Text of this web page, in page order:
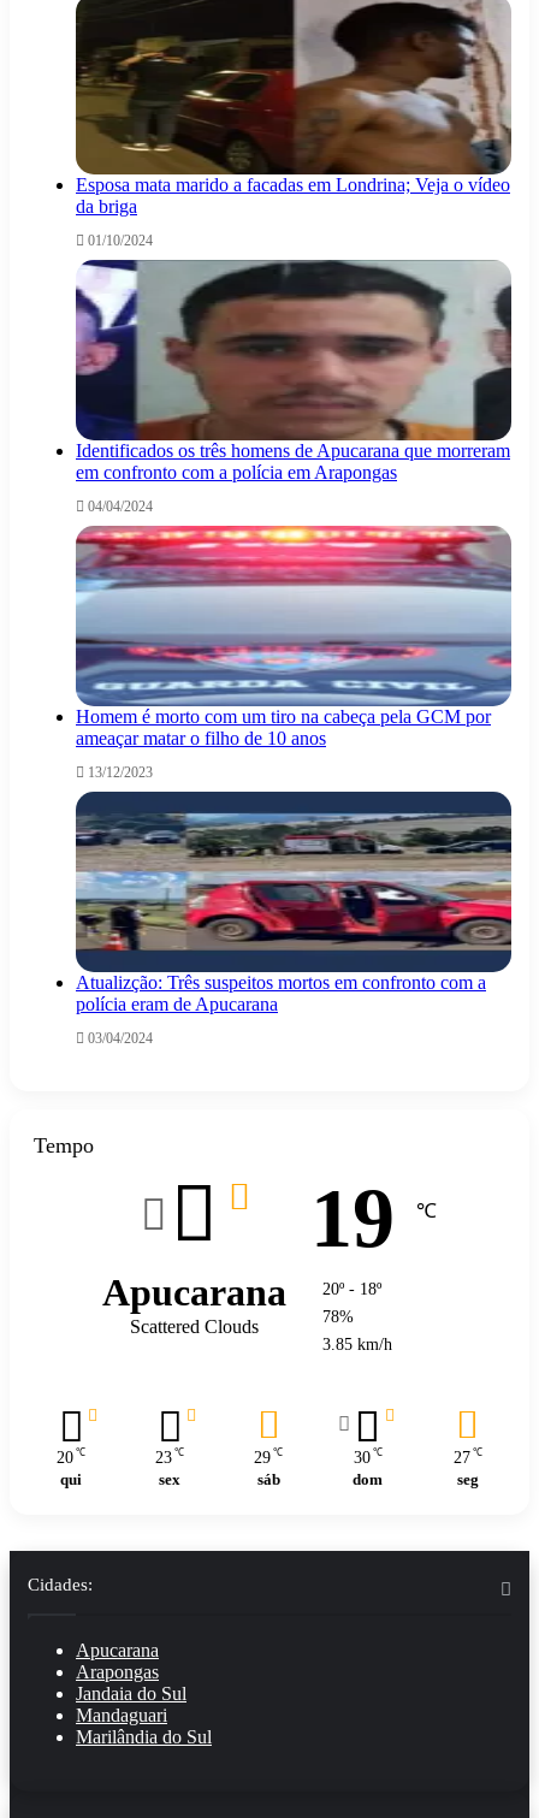
Esposa mata marido a facadas em Londrina; Veja o vídeo
da briga
01/10/2024
Identificados os três homens de Apucarana que morreram
em confronto com a polícia em Arapongas
04/04/2024
Homem é morto com um tiro na cabeça pela GCM por
ameaçar matar o filho de 10 anos
13/12/2023
Atualizção: Três suspeitos mortos em confronto com a
polícia eram de Apucarana
03/04/2024
Tempo
Apucarana
Scattered Clouds
19 ℃
20º - 18º
78%
3.85 km/h
20 ℃
qui
23 ℃
sex
29 ℃
sáb
30 ℃
dom
27 ℃
seg
Cidades:
Apucarana
Arapongas
Jandaia do Sul
Mandaguari
Marilândia do Sul